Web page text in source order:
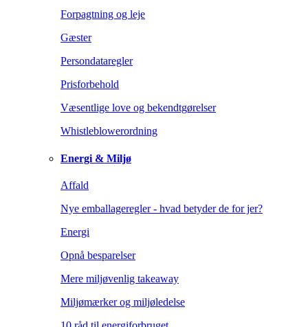
Forpagtning og leje
Gæster
Persondataregler
Prisforbehold
Væsentlige love og bekendtgørelser
Whistleblowerordning
Energi & Miljø
Affald
Nye emballageregler - hvad betyder de for jer?
Energi
Opnå besparelser
Mere miljøvenlig takeaway
Miljømærker og miljøledelse